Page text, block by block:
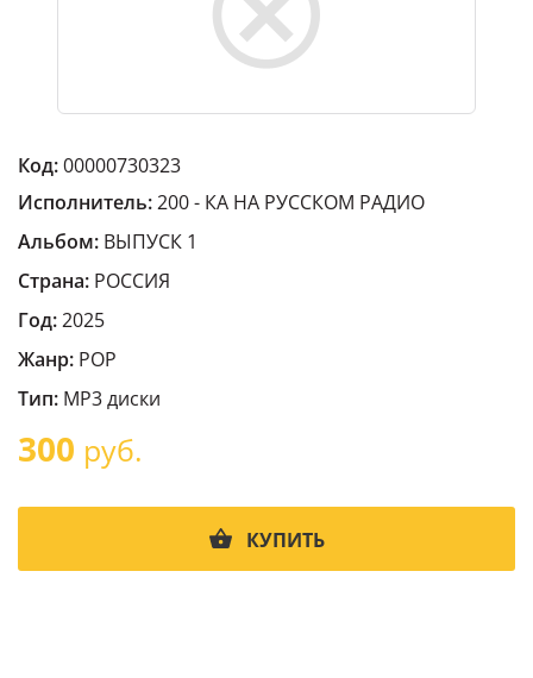
Код:00000730323
Исполнитель:200 - КА НА РУССКОМ РАДИО
Альбом: ВЫПУСК 1
Страна: РОССИЯ
Год:2025
Жанр: POP
Тип: MP3 диски
300 руб.
КУПИТЬ